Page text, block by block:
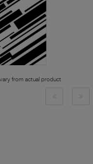
from actual product